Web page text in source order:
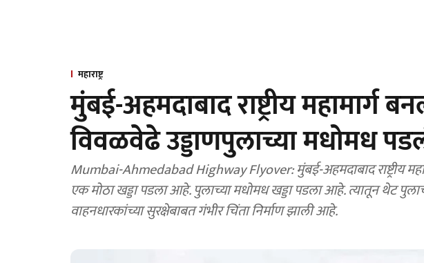
महाराष्ट्र
मुंबई-अहमदाबाद राष्ट्रीय महामार्ग
विवळवेढे उड्डाणपुलाच्या मधोमध
Mumbai-Ahmedabad Highway Flyover: मुंबई-अहमदाबाद राष्ट्रीय महामार्गावरील 'विवलवेढे' उड्डाणपुलावर
एक मोठा खड्डा पडला आहे. पुलाच्या मधोमध खड्डा पडला आहे. त्यातून थेट
वाहनधारकांच्या सुरक्षेबाबत गंभीर चिंता निर्माण झाली आहे.